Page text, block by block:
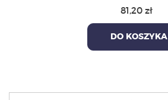
81,20 zł
DO KOSZYKA